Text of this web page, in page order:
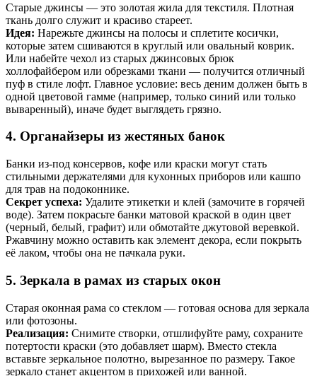
Старые джинсы — это золотая жила для текстиля. Плотная
ткань долго служит и красиво стареет.
Идея: Нарежьте джинсы на полосы и сплетите косички,
которые затем сшиваются в круглый или овальный коврик.
Или набейте чехол из старых джинсовых брюк
холлофайбером или обрезками ткани — получится отличный
пуф в стиле лофт. Главное условие: весь деним должен быть в
одной цветовой гамме (например, только синий или только
вываренный), иначе будет выглядеть грязно.
4. Органайзеры из жестяных банок
Банки из-под консервов, кофе или краски могут стать
стильными держателями для кухонных приборов или кашпо
для трав на подоконнике.
Секрет успеха: Удалите этикетки и клей (замочите в горячей
воде). Затем покрасьте банки матовой краской в один цвет
(черный, белый, графит) или обмотайте джутовой веревкой.
Ржавчину можно оставить как элемент декора, если покрыть
её лаком, чтобы она не пачкала руки.
5. Зеркала в рамах из старых окон
Старая оконная рама со стеклом — готовая основа для зеркала
или фотозоны.
Реализация: Снимите створки, отшлифуйте раму, сохраните
потертости краски (это добавляет шарм). Вместо стекла
вставьте зеркальное полотно, вырезанное по размеру. Такое
зеркало станет акцентом в прихожей или ванной.